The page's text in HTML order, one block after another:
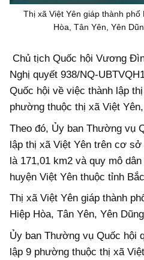
Thị xã Việt Yên giáp thành phố
Hòa, Tân Yên, Yên
Chủ tịch Quốc hội Vương
Nghị quyết 938/NQ-
Quốc hội về việc thành lập
phường thuộc thị xã Việt
Theo đó, Ủy ban Thường vụ
lập thị xã Việt Yên trên cơ
là 171,01 km2 và quy mô
huyện Việt Yên thuộc tỉnh
Thị xã Việt Yên giáp thành
Hiệp Hòa, Tân Yên, Yên
Ủy ban Thường vụ Quốc hội
lập 9 phường thuộc thị xã